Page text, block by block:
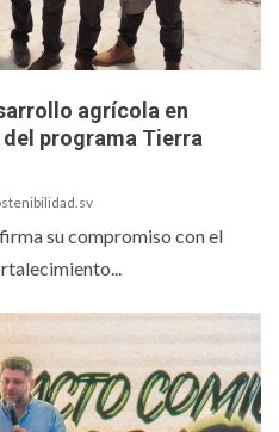
agrícola en
programa Tierra
su compromiso con el